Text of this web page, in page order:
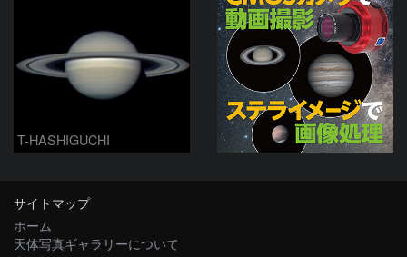
T-HASHIGUCHI
サイトマップ
ホーム
天体写真ギャラリーについて